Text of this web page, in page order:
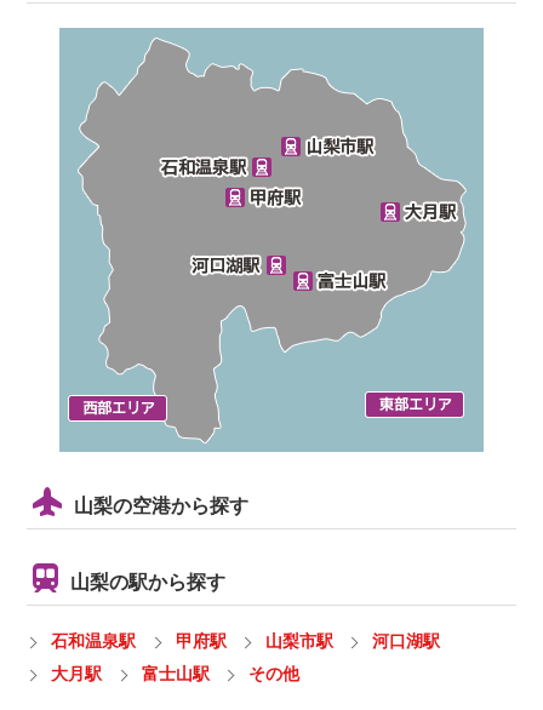
山梨の空港から探す
山梨の駅から探す
石和温泉駅 甲府駅 山梨市駅
河口湖駅
大月駅
富士山駅 その他